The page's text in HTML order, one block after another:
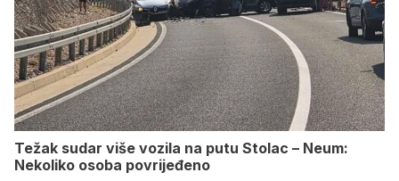
Težak sudar više vozila na putu Stolac – Neum:
Nekoliko osoba povrijeđeno